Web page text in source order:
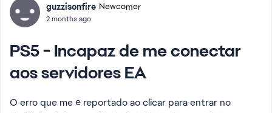
Forum Discussion
guzzisonfire Newcomer
2 months ago
PS5 - Incapaz de me conectar
aos servidores EA
O erro que me é reportado ao clicar para entrar no